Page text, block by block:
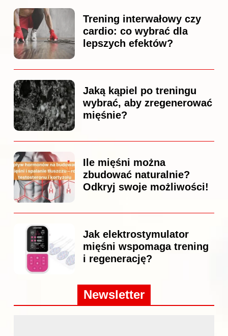
Trening interwałowy czy
cardio: co wybrać dla
lepszych efektów?
Jaką kąpiel po treningu
wybrać, aby zregenerować
mięśnie?
Ile mięśni można
zbudować naturalnie?
Odkryj swoje możliwości!
Jak elektrostymulator
mięśni wspomaga trening
i regenerację?
Newsletter